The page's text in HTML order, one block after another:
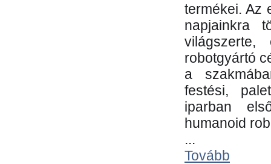
termékei. Az
napjainkra
robotgyártó
a
festési,
iparban
humanoid
...
Tovább